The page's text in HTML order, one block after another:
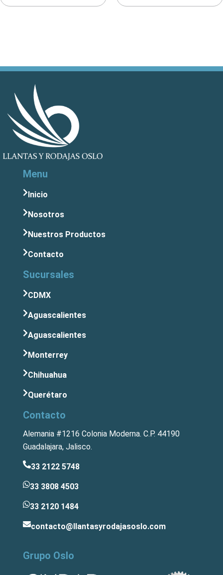
Menu
Inicio
Nosotros
Nuestros Productos
Contacto
Sucursales
CDMX
Aguascalientes
Aguascalientes
Monterrey
Chihuahua
Querétaro
Contacto
Alemania #1216 Colonia Moderna. C.P. 44190
Guadalajara, Jalisco.
33 2122 5748
33 3808 4503
33 2120 1484
contacto@llantasyrodajasoslo.com
Grupo Oslo